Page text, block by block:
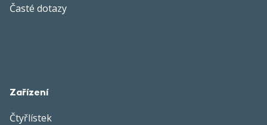
Časté dotazy
Zařízení
Čtyřlístek